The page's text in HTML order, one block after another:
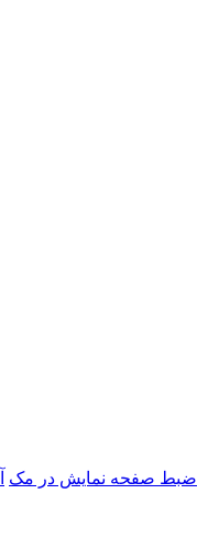
ضبط صفحه نمایش در مک